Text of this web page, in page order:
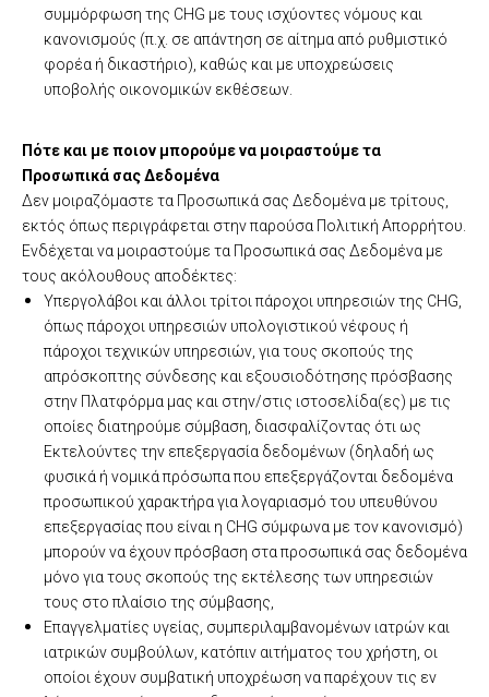
συμμόρφωση της CHG με τους ισχύοντες νόμους και
κανονισμούς (π.χ. σε απάντηση σε αίτημα από ρυθμιστικό
φορέα ή δικαστήριο), καθώς και με υποχρεώσεις
υποβολής οικονομικών εκθέσεων.
Πότε και με ποιον μπορούμε να μοιραστούμε τα
Προσωπικά σας Δεδομένα
Δεν μοιραζόμαστε τα Προσωπικά σας Δεδομένα με τρίτους,
εκτός όπως περιγράφεται στην παρούσα Πολιτική Απορρήτου.
Ενδέχεται να μοιραστούμε τα Προσωπικά σας Δεδομένα με
τους ακόλουθους αποδέκτες:
Υπεργολάβοι και άλλοι τρίτοι πάροχοι υπηρεσιών της CHG,
όπως πάροχοι υπηρεσιών υπολογιστικού νέφους ή
πάροχοι τεχνικών υπηρεσιών, για τους σκοπούς της
απρόσκοπτης σύνδεσης και εξουσιοδότησης πρόσβασης
στην Πλατφόρμα μας και στην/στις ιστοσελίδα(ες) με τις
οποίες διατηρούμε σύμβαση, διασφαλίζοντας ότι ως
Εκτελούντες την επεξεργασία δεδομένων (δηλαδή ως
φυσικά ή νομικά πρόσωπα που επεξεργάζονται δεδομένα
προσωπικού χαρακτήρα για λογαριασμό του υπευθύνου
επεξεργασίας που είναι η CHG σύμφωνα με τον κανονισμό)
μπορούν να έχουν πρόσβαση στα προσωπικά σας δεδομένα
μόνο για τους σκοπούς της εκτέλεσης των υπηρεσιών
τους στο πλαίσιο της σύμβασης,
Επαγγελματίες υγείας, συμπεριλαμβανομένων ιατρών και
ιατρικών συμβούλων, κατόπιν αιτήματος του χρήστη, οι
οποίοι έχουν συμβατική υποχρέωση να παρέχουν τις εν